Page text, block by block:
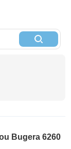
Bugera 6260